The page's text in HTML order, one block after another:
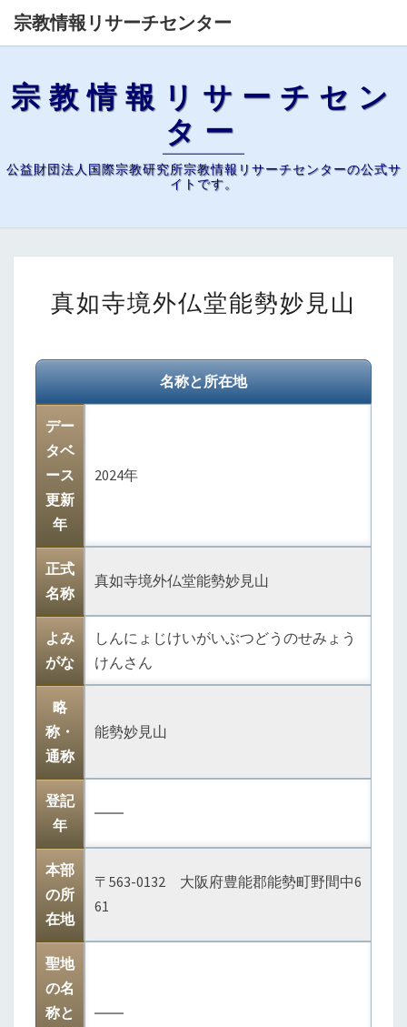
宗教情報リサーチセンター
宗教情報リサーチセン
ター
公益財団法人国際宗教研究所宗教情報リサーチセンターの公式サ
イトです。
如
境
外
仏
山
真如寺境外仏堂能勢妙見山
名称と所在地
デー
タベ
ース
更新
年
2024年
正式
名称
真如寺境外仏堂能勢妙見山
よみ
がな
しんにょじけいがいぶつどうのせみょう
けんさん
略
称・
通称
能勢妙見山
登記
年
――
本部
の所
在地
〒563-0132 大阪府豊能郡能勢町野間中6
61
聖地
の名
称と
――